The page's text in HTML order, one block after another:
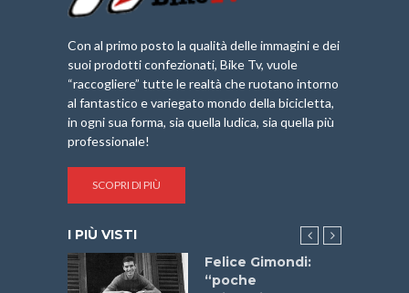
Con al primo posto la qualità delle immagini e dei
suoi prodotti confezionati, Bike Tv, vuole
“raccogliere” tutte le realtà che ruotano intorno
al fantastico e variegato mondo della bicicletta,
in ogni sua forma, sia quella ludica, sia quella più
professionale!
SCOPRI DI PIÙ
I PIÙ VISTI
Felice Gimondi:
“poche